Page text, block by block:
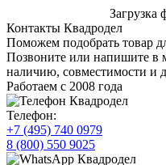
Загрузка
Контакты Квадродел
Поможем подобрать товар
Позвоните или напишите в
наличию, совместимости и
Работаем с 2008 года
Телефон:
+7 (495) 740 0979
8 (800) 550 9025